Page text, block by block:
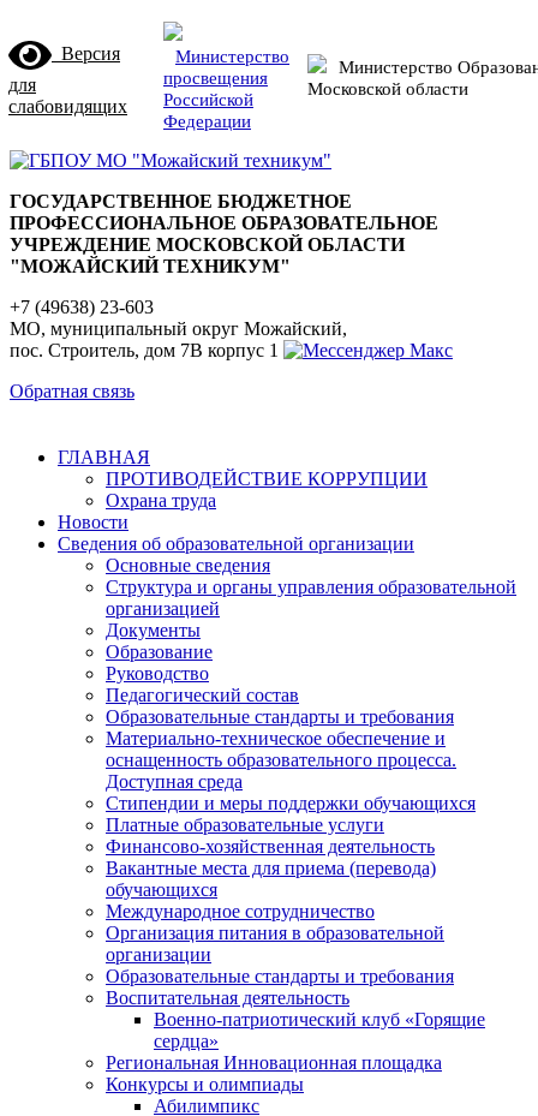
Версия
для
слабовидящих
Министерство
просвещения
Российской
Федерации
Министерство
Московской области
ГОСУДАРСТВЕННОЕ БЮДЖЕТНОЕ
ПРОФЕССИОНАЛЬНОЕ ОБРАЗОВАТЕЛЬНОЕ
УЧРЕЖДЕНИЕ МОСКОВСКОЙ ОБЛАСТИ
"МОЖАЙСКИЙ ТЕХНИКУМ"
+7 (49638) 23-603
МО, муниципальный округ Можайский,
пос. Строитель, дом 7В корпус 1
Обратная связь
ГЛАВНАЯ
ПРОТИВОДЕЙСТВИЕ КОРРУПЦИИ
Охрана труда
Новости
Сведения об образовательной организации
Основные сведения
Структура и органы управления образовательной
организацией
Документы
Образование
Руководство
Педагогический состав
Образовательные стандарты и требования
Материально-техническое обеспечение и
оснащенность образовательного процесса.
Доступная среда
Стипендии и меры поддержки обучающихся
Платные образовательные услуги
Финансово-хозяйственная деятельность
Вакантные места для приема (перевода)
обучающихся
Международное сотрудничество
Организация питания в образовательной
организации
Образовательные стандарты и требования
Воспитательная деятельность
Военно-патриотический клуб «Горящие
сердца»
Региональная Инновационная площадка
Конкурсы и олимпиады
Абилимпикс